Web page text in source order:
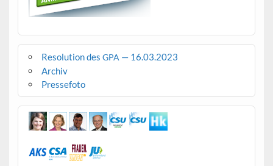
Resolution des GPA — 16.03.2023
Archiv
Pressefoto